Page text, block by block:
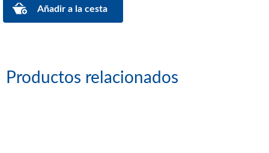
Productos relacionados